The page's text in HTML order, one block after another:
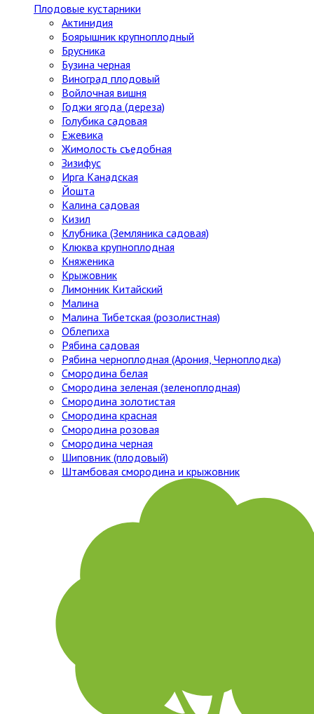
Плодовые кустарники
Актинидия
Боярышник крупноплодный
Брусника
Бузина черная
Виноград плодовый
Войлочная вишня
Годжи ягода (дереза)
Голубика садовая
Ежевика
Жимолость съедобная
Зизифус
Ирга Канадская
Йошта
Калина садовая
Кизил
Клубника (Земляника садовая)
Клюква крупноплодная
Княженика
Крыжовник
Лимонник Китайский
Малина
Малина Тибетская (розолистная)
Облепиха
Рябина садовая
Рябина черноплодная (Арония, Черноплодка)
Смородина белая
Смородина зеленая (зеленоплодная)
Смородина золотистая
Смородина красная
Смородина розовая
Смородина черная
Шиповник (плодовый)
Штамбовая смородина и крыжовник